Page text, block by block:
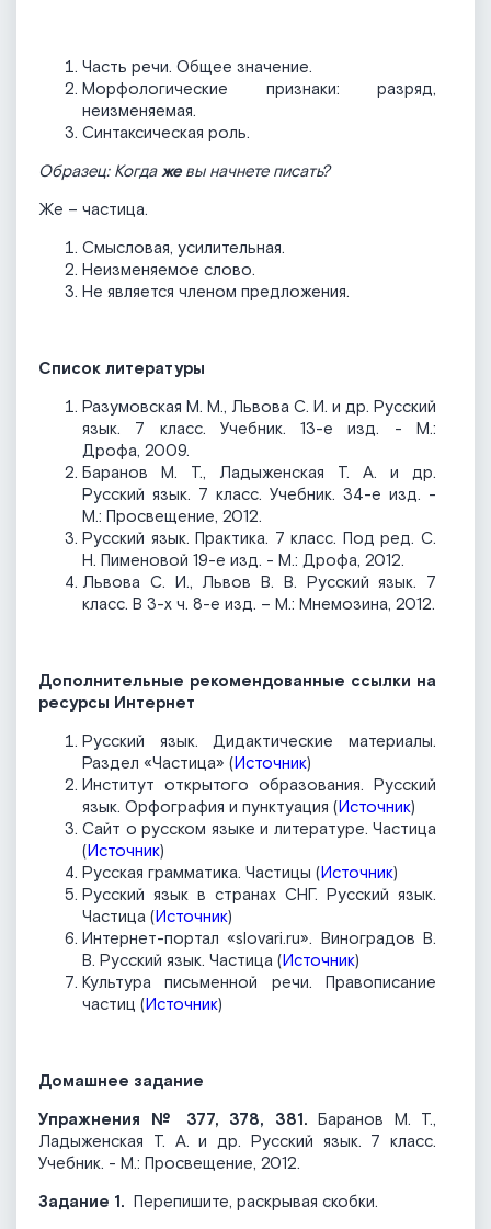
Часть речи. Общее значение.
Морфологические признаки: разряд,
неизменяемая.
Синтаксическая роль.
Образец: Когдажевы начнете писать?
Же – частица.
Смысловая, усилительная.
Неизменяемое слово.
Не является членом предложения.
Список литературы
Разумовская М. М., Львова С. И. и др. Русский
язык. 7 класс. Учебник. 13-е изд. - М.:
Дрофа, 2009.
Баранов М. Т., Ладыженская Т. А. и др.
Русский язык. 7 класс. Учебник. 34-е изд. -
М.: Просвещение, 2012.
Русский язык. Практика. 7 класс. Под ред. С.
Н. Пименовой 19-е изд. - М.: Дрофа, 2012.
Львова С. И., Львов В. В. Русский язык. 7
класс. В 3-х ч. 8-е изд. – М.: Мнемозина, 2012.
Дополнительные рекомендованные ссылки на
ресурсы Интернет
Русский язык. Дидактические материалы.
Раздел «Частица» (Источник)
Институт открытого образования. Русский
язык. Орфография и пунктуация (Источник)
Сайт о русском языке и литературе. Частица
(Источник)
Русская грамматика. Частицы (Источник)
Русский язык в странах СНГ. Русский язык.
Частица (Источник)
Интернет-портал «slovari.ru». Виноградов В.
В. Русский язык. Частица (Источник)
Культура письменной речи. Правописание
частиц (Источник)
Домашнее задание
Упражнения № 377, 378, 381. Баранов М. Т.,
Ладыженская Т. А. и др. Русский язык. 7 класс.
Учебник. - М.: Просвещение, 2012.
Задание 1. Перепишите, раскрывая скобки.